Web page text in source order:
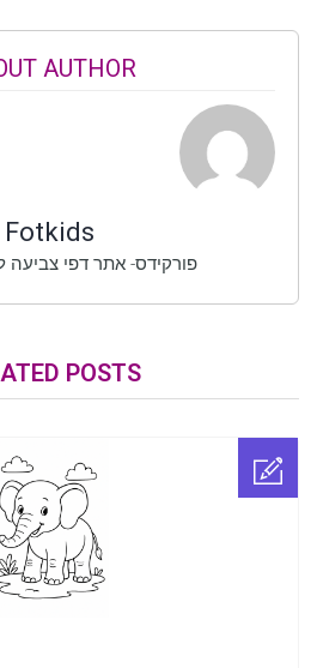
AUTHOR
Fotkids
פורקידס- אתר דפי
POSTS